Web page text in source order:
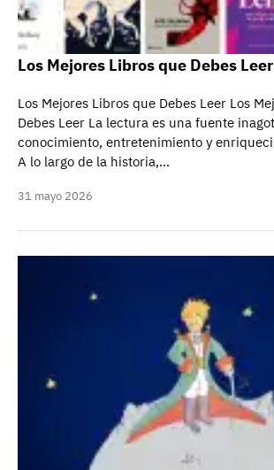
Los Mejores Libros que Debes Leer
Los Mejores Libros que Debes Leer Los
Debes Leer La lectura es una fuente
conocimiento, entretenimiento y
A lo largo de la historia,…
31 mayo 2026